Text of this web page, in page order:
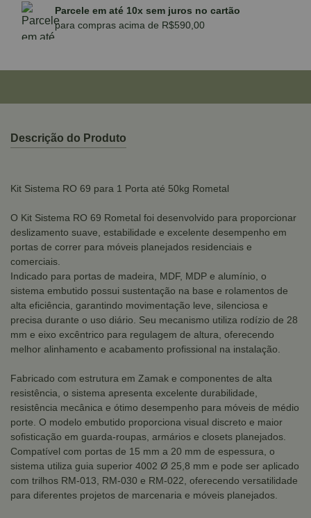
Parcele em até 10x sem juros no cartão
para compras acima de R$590,00
Descrição do Produto
Kit Sistema RO 69 para 1 Porta até 50kg Rometal
O Kit Sistema RO 69 Rometal foi desenvolvido para proporcionar
deslizamento suave, estabilidade e excelente desempenho em
portas de correr para móveis planejados residenciais e
comerciais.
Indicado para portas de madeira, MDF, MDP e alumínio, o
sistema embutido possui sustentação na base e rolamentos de
alta eficiência, garantindo movimentação leve, silenciosa e
precisa durante o uso diário. Seu mecanismo utiliza rodízio de 28
mm e eixo excêntrico para regulagem de altura, oferecendo
melhor alinhamento e acabamento profissional na instalação.
Fabricado com estrutura em Zamak e componentes de alta
resistência, o sistema apresenta excelente durabilidade,
resistência mecânica e ótimo desempenho para móveis de médio
porte. O modelo embutido proporciona visual discreto e maior
sofisticação em guarda-roupas, armários e closets planejados.
Compatível com portas de 15 mm a 20 mm de espessura, o
sistema utiliza guia superior 4002 Ø 25,8 mm e pode ser aplicado
com trilhos RM-013, RM-030 e RM-022, oferecendo versatilidade
para diferentes projetos de marcenaria e móveis planejados.